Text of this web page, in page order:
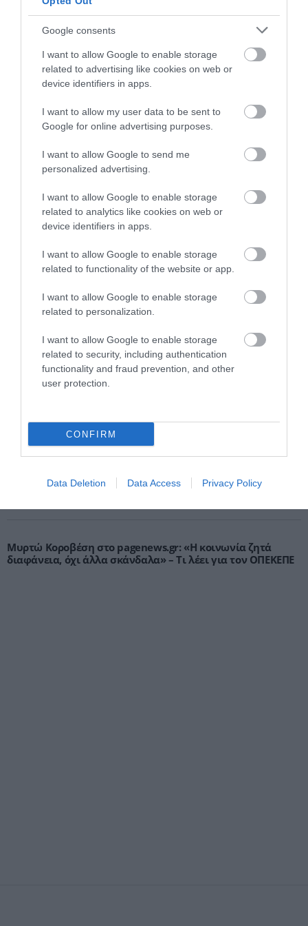
Google consents
I want to allow Google to enable storage
related to advertising like cookies on web or
device identifiers in apps.
I want to allow my user data to be sent to
Google for online advertising purposes.
I want to allow Google to send me
personalized advertising.
I want to allow Google to enable storage
related to analytics like cookies on web or
device identifiers in apps.
I want to allow Google to enable storage
related to functionality of the website or app.
I want to allow Google to enable storage
related to personalization.
I want to allow Google to enable storage
related to security, including authentication
functionality and fraud prevention, and other
user protection.
CONFIRM
Data Deletion Data Access Privacy Policy
07.08.2026 | 07:00
EasyJet: Συμφωνία εξαγοράς 6,7 δισ. ευρώ
από την Apollo
ΚΩΣΤΑΣ ΚΑΛΛΙΑΝΤΕΡΗΣ
07.08.2026 | 01:09
PODCASTS
Μπαλατσούκας pagenews.gr:«Η κυβέρνηση θυμάται τους
πυροσβέστες όταν τους λέει ήρωες–όχι όταν ζητούν
στήριξη»
Γ.Βρεττάκος στο pagenews.gr: «Το ΠΑΣΟΚ μπλοκάρει τη
Συνταγματική Αναθεώρηση και φορτώνει ευθύνες στη
Μυρτώ Κοροβέση στο pagenews.gr: «Η κοινωνία ζητά
διαφάνεια, όχι άλλα σκάνδαλα» – Τι λέει για τον ΟΠΕΚΕΠΕ